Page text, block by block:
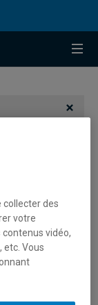
collecter des
votre
vidéo,
etc. Vous